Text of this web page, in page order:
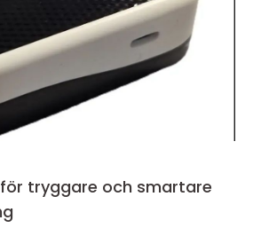
tryggare och smartare